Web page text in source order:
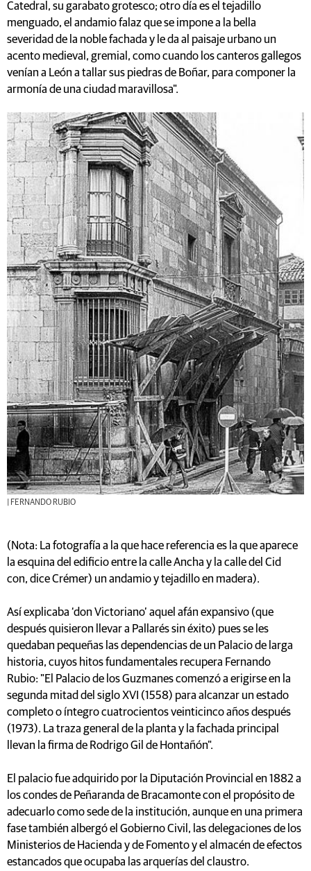
Catedral, su garabato grotesco; otro día es el tejadillo
menguado, el andamio falaz que se impone a la bella
severidad de la noble fachada y le da al paisaje urbano un
acento medieval, gremial, como cuando los canteros gallegos
venían a León a tallar sus piedras de Boñar, para componer la
armonía de una ciudad maravillosa".
| FERNANDO RUBIO
(Nota: La fotografía a la que hace referencia es la que aparece
la esquina del edificio entre la calle Ancha y la calle del Cid
con, dice Crémer) un andamio y tejadillo en madera).
Así explicaba ‘don Victoriano’ aquel afán expansivo (que
después quisieron llevar a Pallarés sin éxito) pues se les
quedaban pequeñas las dependencias de un Palacio de larga
historia, cuyos hitos fundamentales recupera Fernando
Rubio: "El Palacio de los Guzmanes comenzó a erigirse en la
segunda mitad del siglo XVI (1558) para alcanzar un estado
completo o íntegro cuatrocientos veinticinco años después
(1973). La traza general de la planta y la fachada principal
llevan la firma de Rodrigo Gil de Hontañón".
El palacio fue adquirido por la Diputación Provincial en 1882 a
los condes de Peñaranda de Bracamonte con el propósito de
adecuarlo como sede de la institución, aunque en una primera
fase también albergó el Gobierno Civil, las delegaciones de los
Ministerios de Hacienda y de Fomento y el almacén de efectos
estancados que ocupaba las arquerías del claustro.